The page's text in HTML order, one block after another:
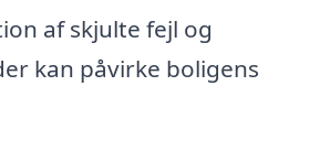
af skjulte fejl og
kan påvirke boligens